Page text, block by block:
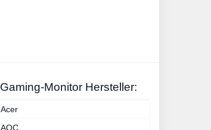
Gaming-Monitor Hersteller:
Acer
AOC